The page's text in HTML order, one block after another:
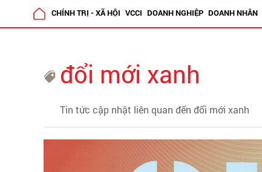
CHÍNH TRỊ - XÃ HỘI VCCI DOANH NGHIỆP DOANH NHÂN
đổi mới xanh
Tin tức cập nhật liên quan đến đổi mới xanh